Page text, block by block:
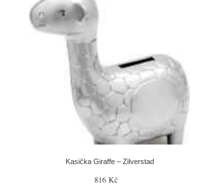
Kasička Giraffe – Zilverstad
816 Kč